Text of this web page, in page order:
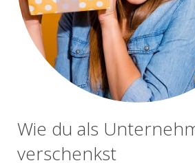
Kontakt
Wie du als
verschenkst